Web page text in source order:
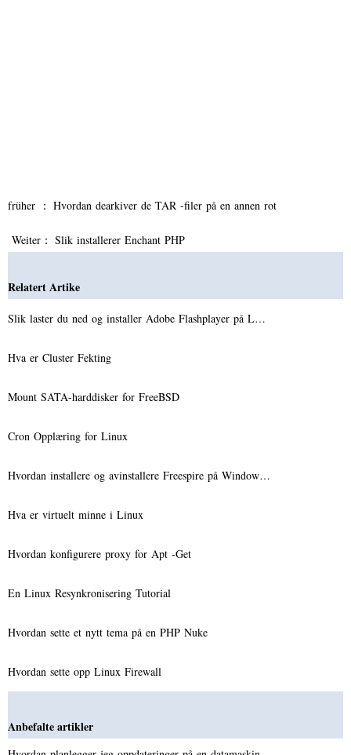
früher ： Hvordan dearkiver de TAR -filer på en annen rot
Weiter： Slik installerer Enchant PHP
Relatert Artike
Slik laster du ned og installer Adobe Flashplayer på L…
Hva er Cluster Fekting
Mount SATA-harddisker for FreeBSD
Cron Opplæring for Linux
Hvordan installere og avinstallere Freespire på Window…
Hva er virtuelt minne i Linux
Hvordan konfigurere proxy for Apt -Get
En Linux Resynkronisering Tutorial
Hvordan sette et nytt tema på en PHP Nuke
Hvordan sette opp Linux Firewall
Anbefalte artikler